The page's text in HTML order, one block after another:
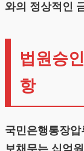
와의 정상적인
법원승
항
국민은행통장